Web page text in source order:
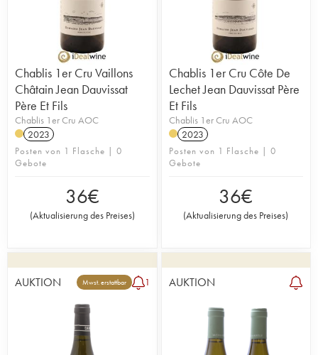
Chablis 1er Cru Vaillons
Châtain Jean Dauvissat
Père Et Fils
Chablis 1er Cru AOC
2023
Posten von 1 Flasche | 0
Gebote
36€
(Aktualisierung des Preises)
Chablis 1er Cru Côte De
Lechet Jean Dauvissat Père
Et Fils
Chablis 1er Cru AOC
2023
Posten von 1 Flasche | 0
Gebote
36€
(Aktualisierung des Preises)
AUKTION Mwst. erstattbar 1 AUKTION